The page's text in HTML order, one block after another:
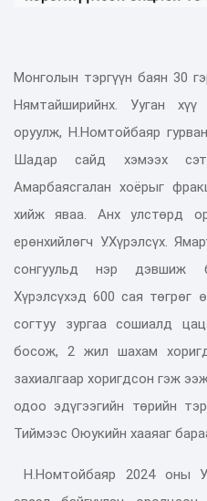
Монголын тэргүүн баян 30
Нямтайширийнх. Ууган
оруулж, Н.Номтойбаяр
Шадар сайд хэмээх
Амарбаясгалан хоёрыг
хийж яваа. Анх улстөрд
ерөнхийлөгч У.Хүрэлсүх.
сонгуульд нэр дэвшиж
Хүрэлсүхэд 600 сая төгрөг
согтуу зургаа сошиалд
босож, 2 жил шахам
захиалгаар хоригдсон гэж
одоо эдүгээгийн төрийн
Тиймээс Оюукийн хааяаг
Н.Номтойбаяр 2024 оны